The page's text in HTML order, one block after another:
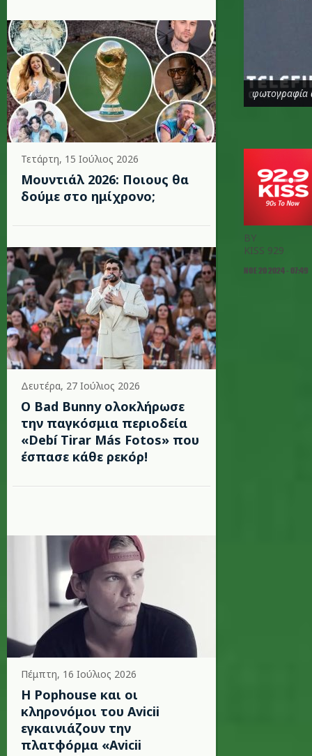
Τετάρτη, 15 Ιούλιος 2026
Μουντιάλ 2026: Ποιους θα
δούμε στο ημίχρονο;
Δευτέρα, 27 Ιούλιος 2026
Ο Bad Bunny ολοκλήρωσε
την παγκόσμια περιοδεία
«Debí Tirar Más Fotos» που
έσπασε κάθε ρεκόρ!
Πέμπτη, 16 Ιούλιος 2026
Η Pophouse και οι
κληρονόμοι του Avicii
εγκαινιάζουν την
πλατφόρμα «Avicii
φωτογραφία
BY
KISS 929
ΝΟΕ 20 2024 - 07:49